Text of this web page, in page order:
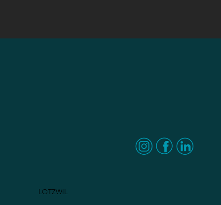
LOTZWIL